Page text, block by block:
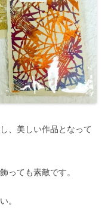
、美しい作品となって
っても素敵です。
。